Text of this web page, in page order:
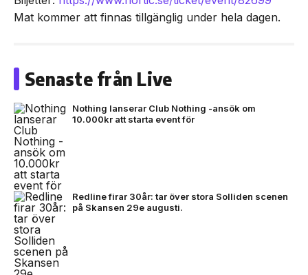
Mat kommer att finnas tillgänglig under hela dagen.
Senaste från Live
Nothing lanserar Club Nothing -ansök om
10.000kr att starta event för
Redline firar 30år: tar över stora Solliden scenen
på Skansen 29e augusti.